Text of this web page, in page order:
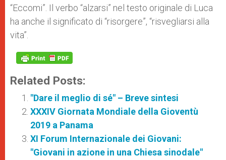
“Eccomi”. Il verbo “alzarsi” nel testo originale di Luca
ha anche il significato di “risorgere”, “risvegliarsi alla
vita”.
Related Posts:
"Dare il meglio di sé" – Breve sintesi
XXXIV Giornata Mondiale della Gioventù
2019 a Panama
XI Forum Internazionale dei Giovani:
"Giovani in azione in una Chiesa sinodale"